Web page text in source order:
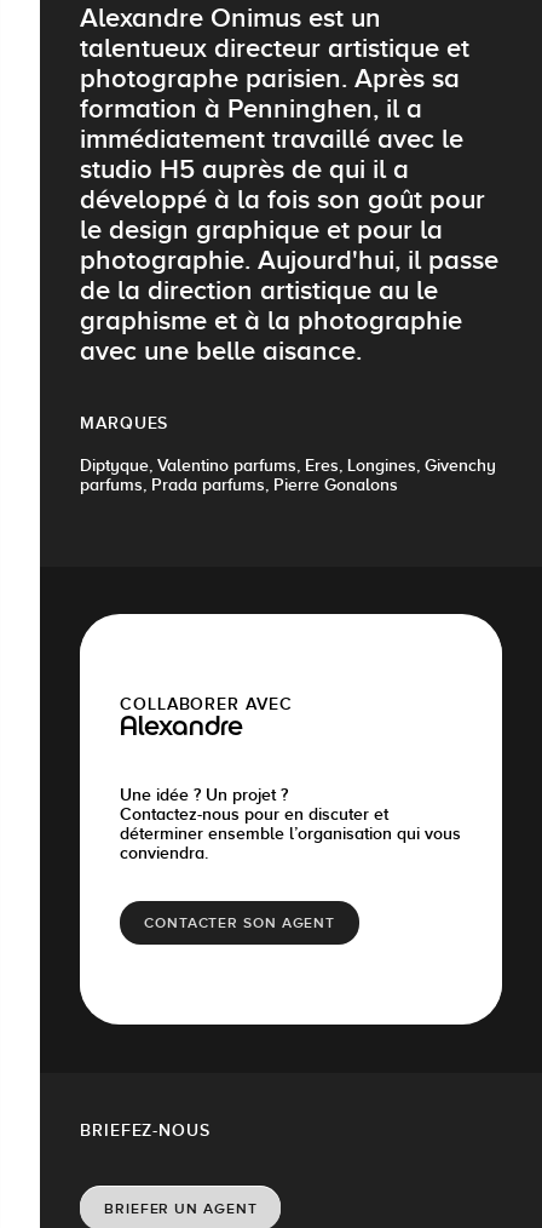
Alexandre Onimus est un
talentueux directeur artistique et
photographe parisien. Après sa
formation à Penninghen, il a
immédiatement travaillé avec le
studio H5 auprès de qui il a
développé à la fois son goût pour
le design graphique et pour la
photographie. Aujourd'hui, il passe
de la direction artistique au le
graphisme et à la photographie
avec une belle aisance.
MARQUES
Diptyque, Valentino parfums, Eres, Longines, Givenchy
parfums, Prada parfums, Pierre Gonalons
COLLABORER AVEC
Alexandre
Une idée ? Un projet ?
Contactez-nous pour en discuter et
déterminer ensemble l’organisation qui vous
conviendra.
CONTACTER SON AGENT
BRIEFEZ-NOUS
BRIEFER UN AGENT